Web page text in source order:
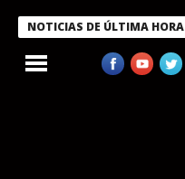
NOTICIAS DE ÚLTIMA HORA
condecora a